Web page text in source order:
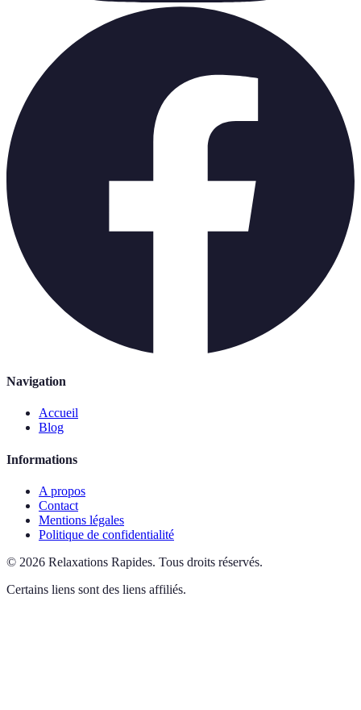
Navigation
Accueil
Blog
Informations
A propos
Contact
Mentions légales
Politique de confidentialité
© 2026 Relaxations Rapides. Tous droits réservés.
Certains liens sont des liens affiliés.